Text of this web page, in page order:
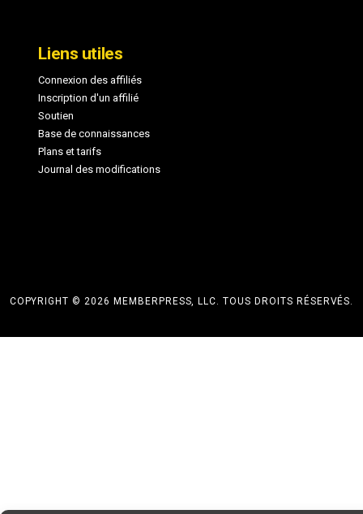
Liens utiles
Connexion des affiliés
Inscription d'un affilié
Soutien
Base de connaissances
Plans et tarifs
Journal des modifications
COPYRIGHT © 2026 MEMBERPRESS, LLC. TOUS DROITS RÉSERVÉS.